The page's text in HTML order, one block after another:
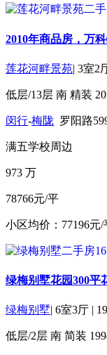
2010年商品房，万
莲花河畔景苑| 3室2
低层/13层 南 精装
闵行-梅陇 罗阳路
满五学校周边
973 万
78766元/平
小区均价：77196元/
绿梅别墅花园300平
绿梅别墅| 6室3厅 |
低层/2层 南 简装